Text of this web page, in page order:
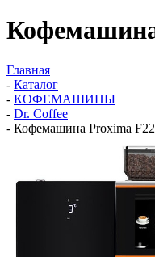
Главная
- Каталог
- КОФЕМАШИНЫ
- Dr. Coffee
- Кофемашина Proxima F22